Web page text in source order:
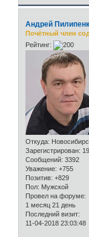
Андрей
Почётный член
Рейтинг:
Откуда:
Зарегистрирован:
Сообщений: 3392
Уважение: +755
Позитив: +829
Пол: Мужской
Провел на форуме:
1 месяц 21 день
Последний визит:
11-04-2018 23:03:48